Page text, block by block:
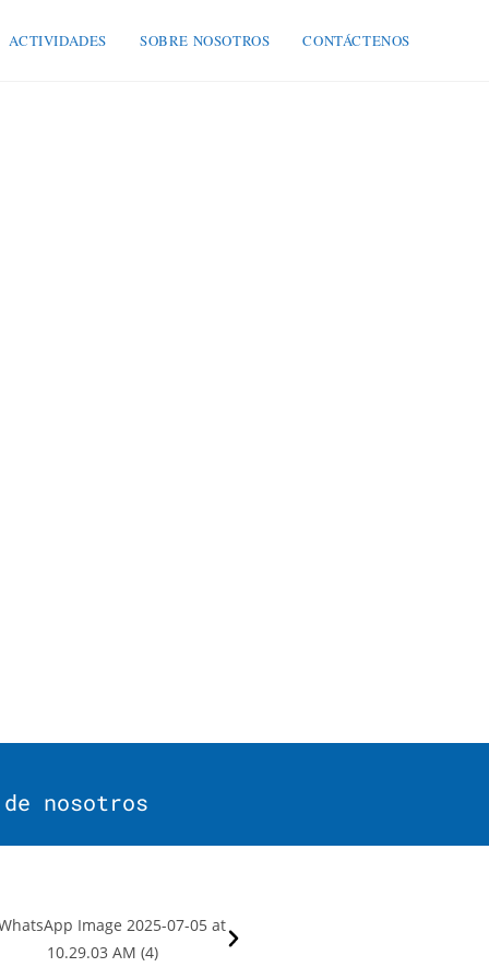
ACTIVIDADES SOBRE NOSOTROS CONTÁCTENOS
nosotros